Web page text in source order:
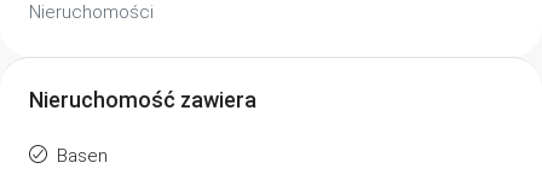
Nieruchomości
Nieruchomość zawiera
Basen